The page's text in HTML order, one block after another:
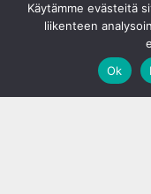
Käytämme evästeitä
liikenteen
Ok